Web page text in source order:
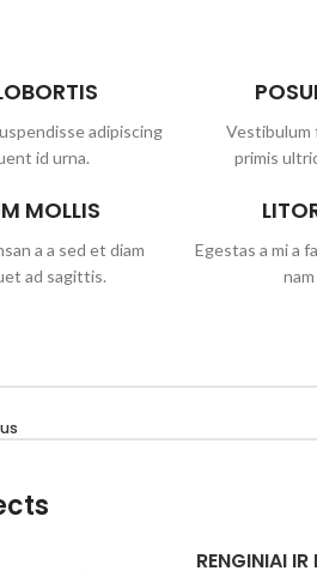
adipiscing
id urna.
MOLLIS
a a sed et diam
ad sagittis.
Vestibulum
primis
Egestas a mi a
RENGINIAI